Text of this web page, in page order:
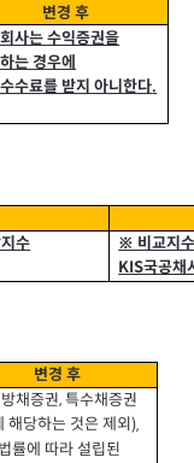
변경 후
사는 수익증권을
는 경우에
수료를 받지 아니한다.
수
※ 비교지
KIS국공채
변경 후
채증권,특수채증권
해당하는 것은 제외),
률에 따라 설립된